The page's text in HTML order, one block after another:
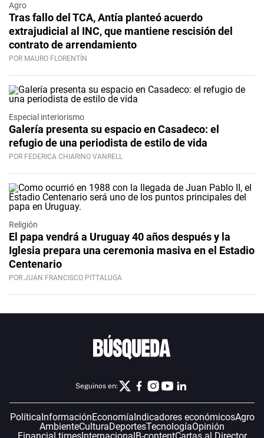
Agro
Tras fallo del TCA, Antía planteó acuerdo
extrajudicial al INC, que mantiene rescisión del
contrato de arrendamiento
POR MAURO FLORENTÍN
Especial interiorismo
Galería presenta su espacio en Casadeco: el
refugio de una periodista de estilo de vida
POR FEDERICA CHIARINO VANRELL
Religión
El papa vendrá a Uruguay 40 años después y la
Iglesia prepara una ceremonia masiva en el Estadio
Centenario
POR JUAN FRANCISCO PITTALUGA
Seguinos en:
PolíticaInformaciónEconomíaIndicadores económicosAgro
AmbienteCulturaDeportesTecnologíaOpinión